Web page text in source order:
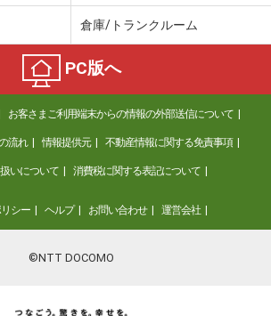
倉庫/トランクルーム
PC版へ
お客さまご利用端末からの情報の外部送信について
流れ 情報提供元 不動産情報に関する免責事項
いについて 消費税に関する表記について
シー ヘルプ お問い合わせ 運営会社
©NTT DOCOMO